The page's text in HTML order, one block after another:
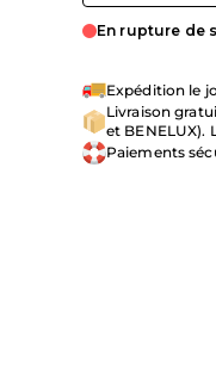
En rupture de
Expédition le
Livraison
et BENELUX).
Paiements